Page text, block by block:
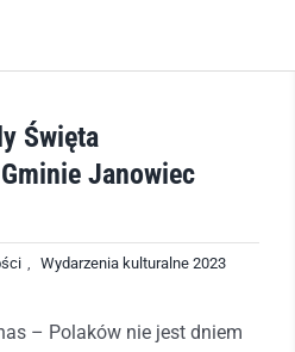
Święta
Janowiec
Wydarzenia kulturalne 2023
– Polaków nie jest dniem